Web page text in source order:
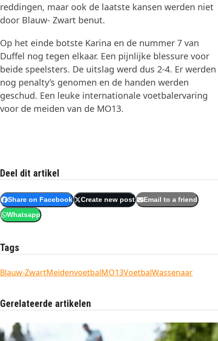
reddingen, maar ook de laatste kansen werden niet
door Blauw- Zwart benut.
Op het einde botste Karina en de nummer 7 van
Duffel nog tegen elkaar. Een pijnlijke blessure voor
beide speelsters. De uitslag werd dus 2-4. Er werden
nog penalty’s genomen en de handen werden
geschud. Een leuke internationale voetbalervaring
voor de meiden van de MO13.
Deel dit artikel
Share on Facebook Create new post Email to a friend
Whatsapp
Tags
Blauw-ZwartMeidenvoetbalMO13VoetbalWassenaar
Gerelateerde artikelen